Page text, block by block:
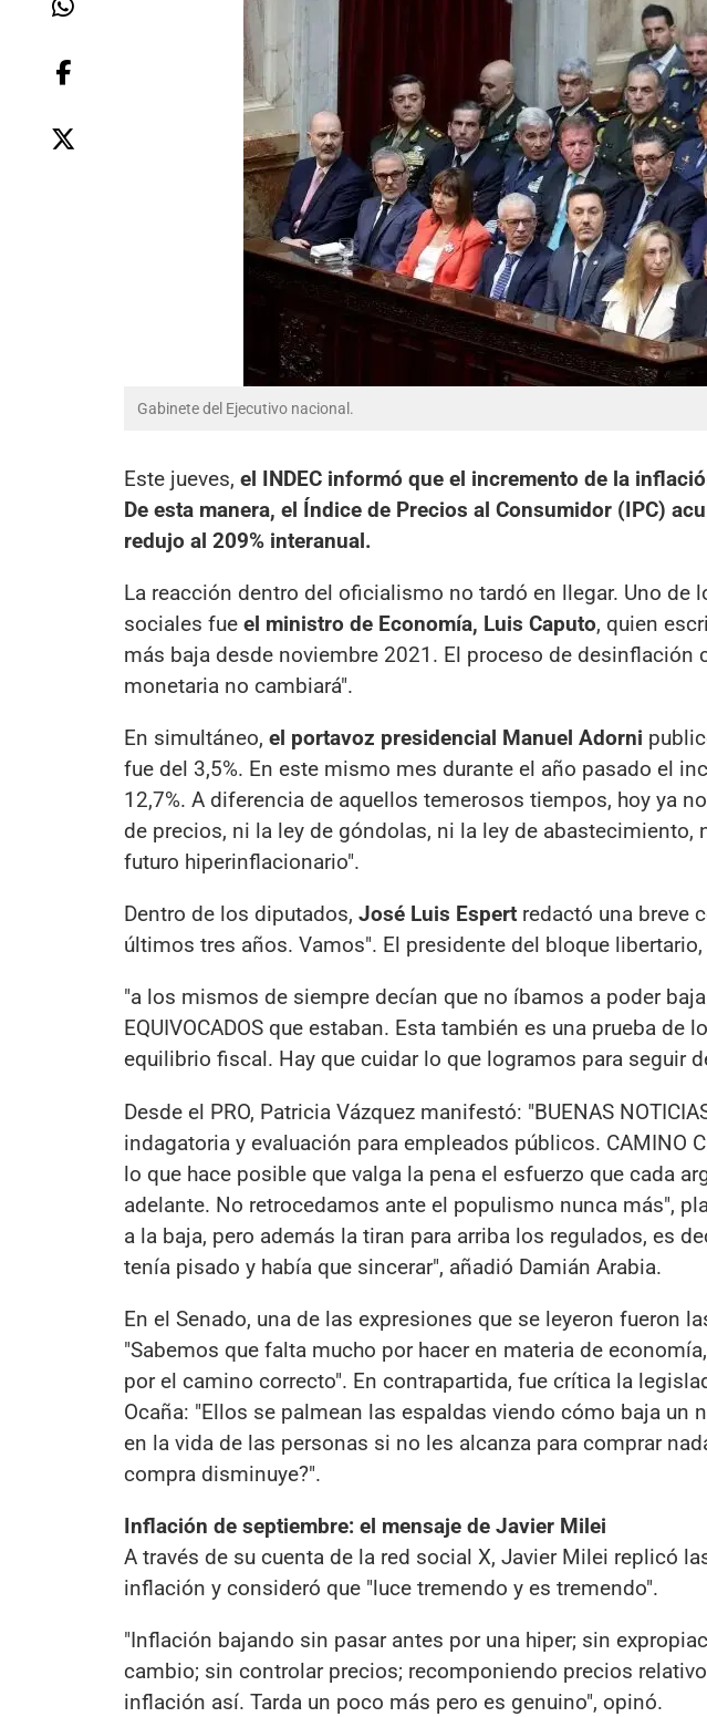
Gabinete del Ejecutivo nacional.
Este jueves, el INDEC informó que el incremento de la
De esta manera, el Índice de Precios al Consumidor (IPC)
redujo al 209% interanual.
La reacción dentro del oficialismo no tardó en llegar. Uno de
sociales fue el ministro de Economía, Luis Caputo, quien
más baja desde noviembre 2021. El proceso de
monetaria no cambiará".
En simultáneo, el portavoz presidencial Manuel Adorni
fue del 3,5%. En este mismo mes durante el año pasado el
12,7%. A diferencia de aquellos temerosos tiempos, hoy ya
de precios, ni la ley de góndolas, ni la ley de abastecimiento,
futuro hiperinflacionario".
Dentro de los diputados, José Luis Espert redactó una breve
últimos tres años. Vamos". El presidente del bloque libertario,
"a los mismos de siempre decían que no íbamos a poder
EQUIVOCADOS que estaban. Esta también es una prueba de
equilibrio fiscal. Hay que cuidar lo que logramos para seguir
Desde el PRO, Patricia Vázquez manifestó: "BUENAS
indagatoria y evaluación para empleados públicos. CAMINO
lo que hace posible que valga la pena el esfuerzo que cada
adelante. No retrocedamos ante el populismo nunca más",
a la baja, pero además la tiran para arriba los regulados, es
tenía pisado y había que sincerar", añadió Damián Arabia.
En el Senado, una de las expresiones que se leyeron fueron
"Sabemos que falta mucho por hacer en materia de
por el camino correcto". En contrapartida, fue crítica la
Ocaña: "Ellos se palmean las espaldas viendo cómo baja un
en la vida de las personas si no les alcanza para comprar
compra disminuye?".
Inflación de septiembre: el mensaje de Javier Milei
A través de su cuenta de la red social X, Javier Milei replicó
inflación y consideró que "luce tremendo y es tremendo".
"Inflación bajando sin pasar antes por una hiper; sin
cambio; sin controlar precios; recomponiendo precios
inflación así. Tarda un poco más pero es genuino", opinó.